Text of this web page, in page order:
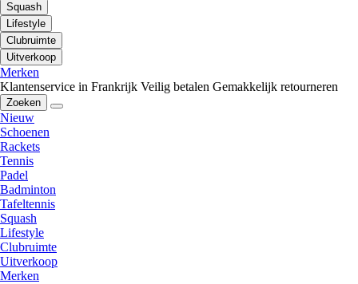
Squash
Lifestyle
Clubruimte
Uitverkoop
Merken
Klantenservice in Frankrijk Veilig betalen Gemakkelijk retourneren
Zoeken
Nieuw
Schoenen
Rackets
Tennis
Padel
Badminton
Tafeltennis
Squash
Lifestyle
Clubruimte
Uitverkoop
Merken